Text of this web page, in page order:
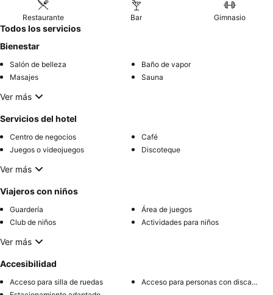
Restaurante Bar Gimnasio
Todos los servicios
Bienestar
Salón de belleza
Baño de vapor
Masajes
Sauna
Ver más
Servicios del hotel
Centro de negocios
Café
Juegos o videojuegos
Discoteque
Ver más
Viajeros con niños
Guardería
Área de juegos
Club de niños
Actividades para niños
Ver más
Accesibilidad
Acceso para silla de ruedas
Acceso para personas con discapacidad